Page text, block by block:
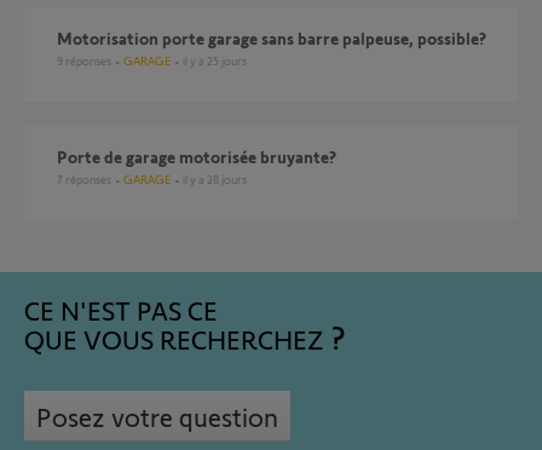
Motorisation porte garage sans barre palpeuse, possible?
9 réponses GARAGE il y a 25 jours
Porte de garage motorisée bruyante?
7 réponses GARAGE il y a 28 jours
CE N'EST PAS CE
QUE VOUS RECHERCHEZ
Posez votre question